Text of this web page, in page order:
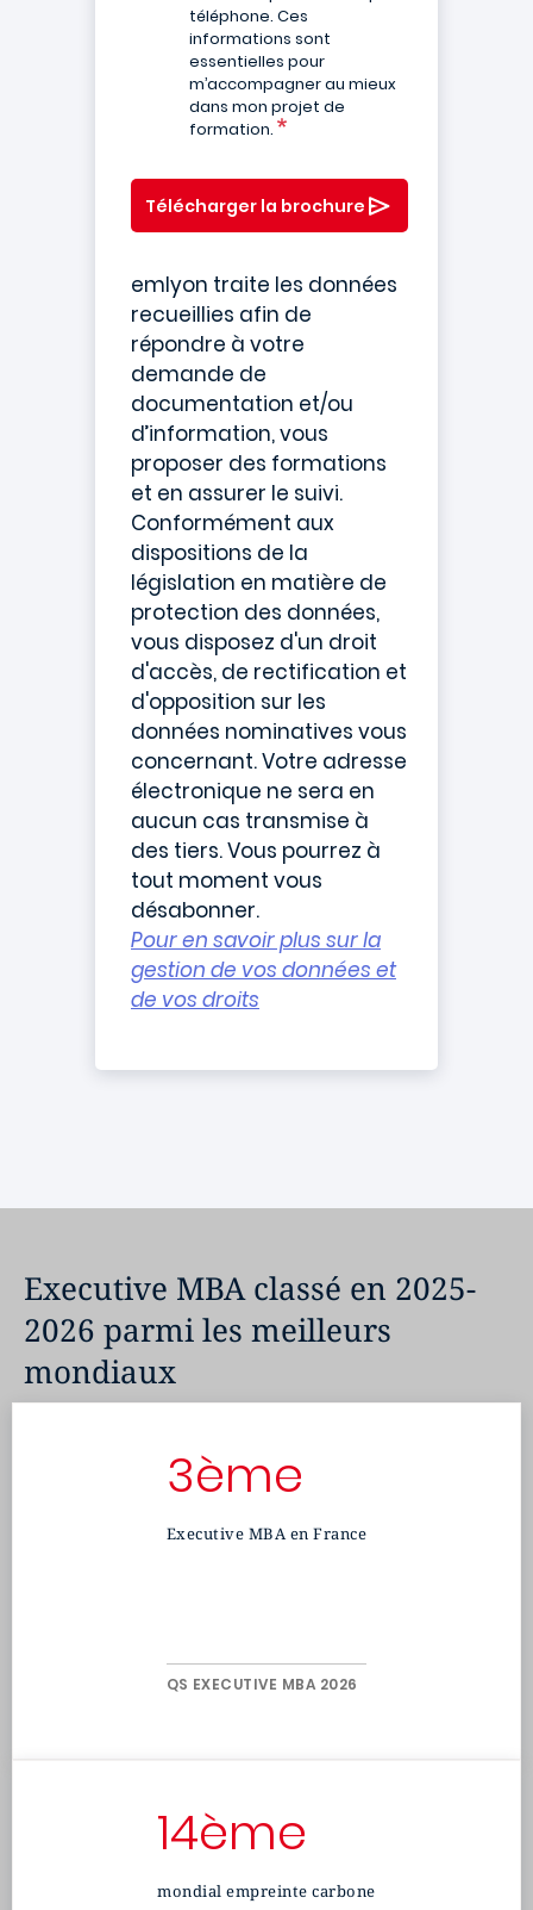
téléphone. Ces
informations sont
essentielles pour
m’accompagner au mieux
dans mon projet de
formation.
Télécharger la brochure
emlyon traite les données
recueillies afin de
répondre à votre
demande de
documentation et/ou
d’information, vous
proposer des formations
et en assurer le suivi.
Conformément aux
dispositions de la
législation en matière de
protection des données,
vous disposez d'un droit
d'accès, de rectification et
d'opposition sur les
données nominatives vous
concernant. Votre adresse
électronique ne sera en
aucun cas transmise à
des tiers. Vous pourrez à
tout moment vous
désabonner.
Pour en savoir plus sur la
gestion de vos données et
de vos droits
Executive MBA classé en 2025-
2026 parmi les meilleurs
mondiaux
3ème
Executive MBA en France
QS EXECUTIVE MBA 2026
14ème
mondial empreinte carbone